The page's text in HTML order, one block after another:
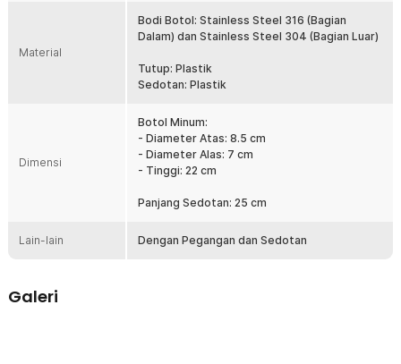
Salah satu keluhan umum pengguna tumbler adalah rasa dan
bau logam yang berpindah ke minuman. Lapisan ceramic pada
dinding dalam tumbler ini membentuk penghalang antara
minuman dan badan stainless, sehingga rasa minuman tetap
Kapasitas yang Optimal
Kapasitas besar 750 ml memastikan Anda tetap terhidrasi
sepanjang hari. Cukup sekali isi botol minum untuk penuhi
kebutuhan cairan. Praktis, fungsional, dan sempurna untuk
Dengan Sedotan dan Handle
mendongak. Desain straw/sedotan memungkinkan Anda minum
Material
Bodi Botol: Stainless Steel 316 (Bagian
Dalam) dan Stainless Steel 304 (Bagian Luar)
Tutup: Plastik
Sedotan: Plastik
Dimensi
Botol Minum:
- Diameter Atas: 8.5 cm
- Diameter Alas: 7 cm
- Tinggi: 22 cm
Panjang Sedotan: 25 cm
Lain-lain Dengan Pegangan dan Sedotan
Galeri